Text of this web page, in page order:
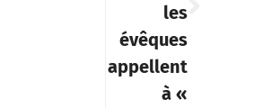
les
évêques
appellent
à «